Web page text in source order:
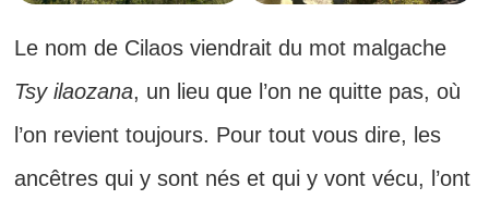
Le nom de Cilaos viendrait du mot malgache
Tsy ilaozana, un lieu que l’on ne quitte pas, où
l’on revient toujours. Pour tout vous dire, les
ancêtres qui y sont nés et qui y vont vécu, l’ont